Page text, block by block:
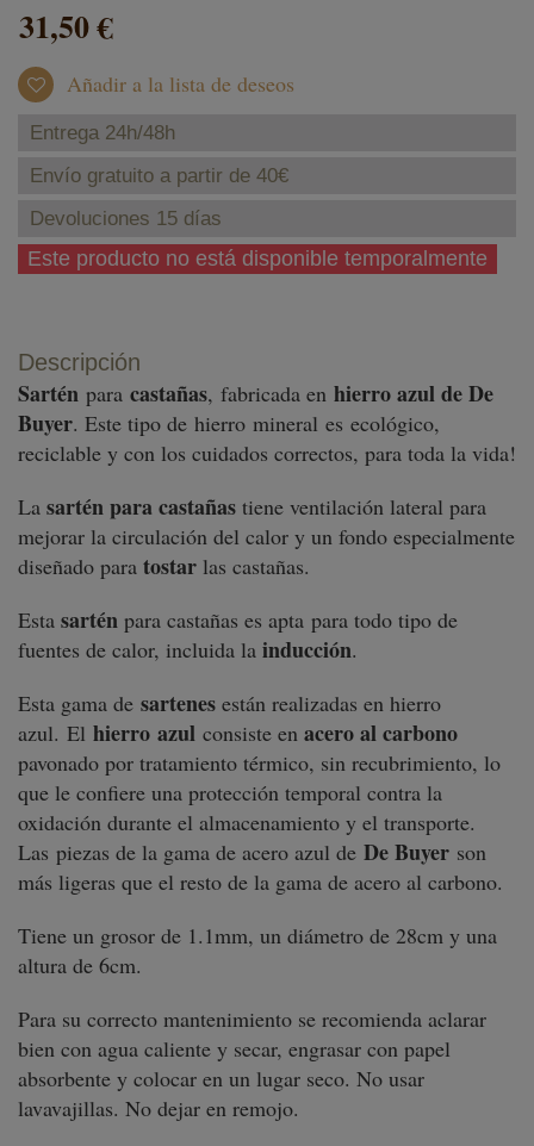
31,50 €
Añadir a la lista de deseos
Entrega 24h/48h
Envío gratuito a partir de 40€
Devoluciones 15 días
Este producto no está disponible temporalmente
Descripción
Sartén para castañas, fabricada en hierro azul de De
Buyer. Este tipo de hierro mineral es ecológico,
reciclable y con los cuidados correctos, para toda la vida!
La sartén para castañas tiene ventilación lateral para
mejorar la circulación del calor y un fondo especialmente
diseñado para tostar las castañas.
Esta sartén para castañas es apta para todo tipo de
fuentes de calor, incluida la inducción.
Esta gama de sartenes están realizadas en hierro
azul. El hierro azul consiste en acero al carbono
pavonado por tratamiento térmico, sin recubrimiento, lo
que le confiere una protección temporal contra la
oxidación durante el almacenamiento y el transporte.
Las piezas de la gama de acero azul de De Buyer son
más ligeras que el resto de la gama de acero al carbono.
Tiene un grosor de 1.1mm, un diámetro de 28cm y una
altura de 6cm.
Para su correcto mantenimiento se recomienda aclarar
bien con agua caliente y secar, engrasar con papel
absorbente y colocar en un lugar seco. No usar
lavavajillas. No dejar en remojo.